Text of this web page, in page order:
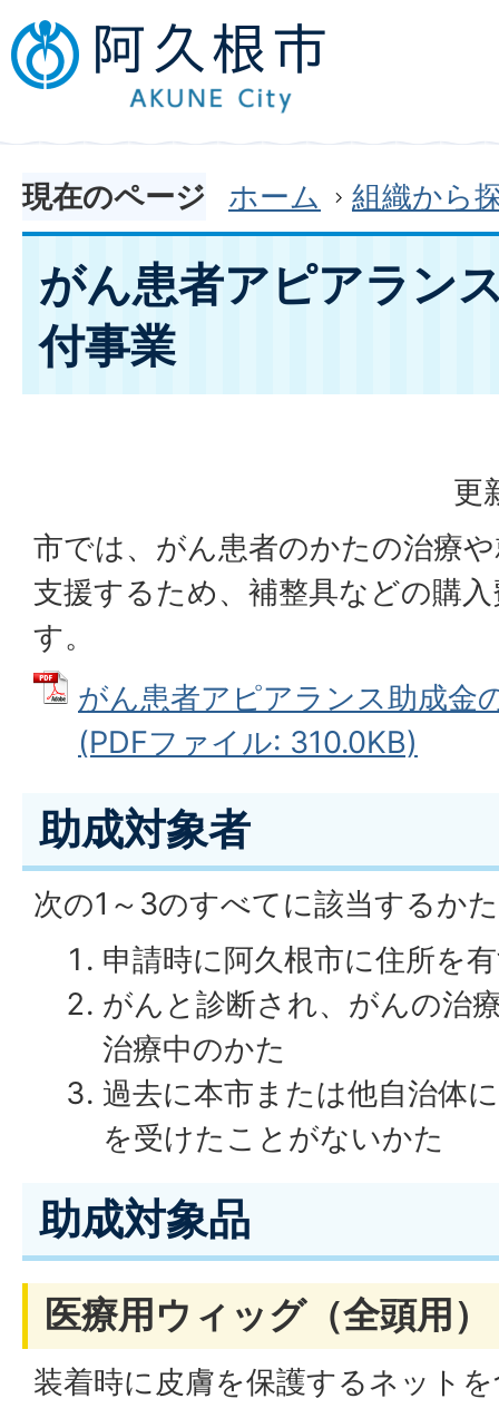
現在のページ ホーム 組織から
がん患者アピアラン
付事業
更
市では、がん患者のかたの治療
支援するため、補整具などの購
す。
がん患者アピアランス助成金
(PDFファイル: 310.0KB)
助成対象者
次の1～3のすべてに該当するかた
申請時に阿久根市に住所を
がんと診断され、がんの治
治療中のかた
過去に本市または他自治体
を受けたことがないかた
助成対象品
医療用ウィッグ（全頭用）
装着時に皮膚を保護するネット